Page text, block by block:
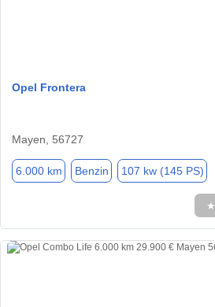
Opel Frontera
Mayen, 56727
6.000 km Benzin 107 kw (145 PS)
★